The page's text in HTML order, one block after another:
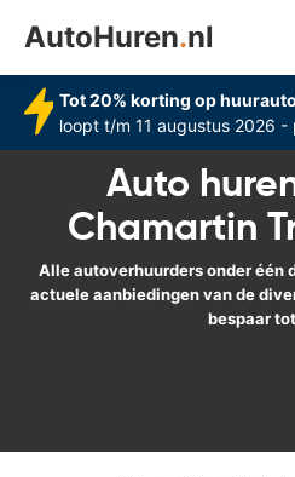
AutoHuren.nl
Tot 20% korting op
loopt t/m 11 augustus 2026
Auto
Chamartin
Alle autoverhuurders onder één
actuele aanbiedingen van de
bespaar